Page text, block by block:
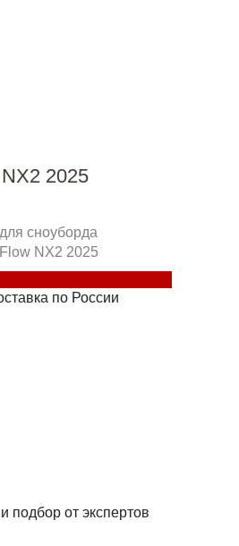
2025
сноуборда
NX2 2025
по России